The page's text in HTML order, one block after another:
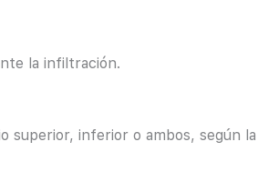
la infiltración.
superior, inferior o ambos, según